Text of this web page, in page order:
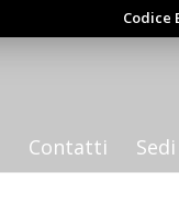
Codice
Contatti Sedi